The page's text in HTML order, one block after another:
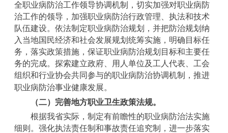
全职业病防治工作领导协调机制，切实加强对职业病防
治工作的领导，加强职业病防治行政管理、执法和技术
队伍建设。依法制定职业病防治规划，并把防治规划纳
入当地国民经济和社会发展规划统筹实施，明确目标任
务，落实政策措施，保证职业病防治规划目标和主要任
务的完成。探索建立政府、用人单位及工人代表、工会
组织和行业协会共同参与的职业病防治协调机制，推进
职业病防治事业健康发展。
（二）完善地方职业卫生政策法规。
根据我省实际，制定有前瞻性的职业病防治法实施
细则。强化执法责任制和事故责任追究制，进一步落实